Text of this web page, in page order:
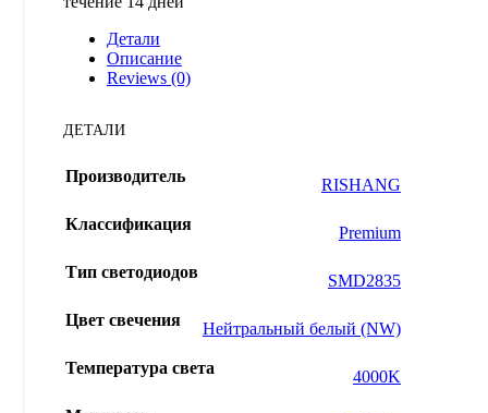
Детали
Описание
Reviews (0)
ДЕТАЛИ
Производитель RISHANG
Классификация Premium
Тип светодиодов SMD2835
Цвет свечения Нейтральный белый (NW)
Температура света 4000K